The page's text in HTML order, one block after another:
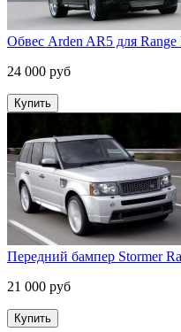
Обвес Arden AR5 для Range
24 000 руб
Передний бампер Stormer
21 000 руб